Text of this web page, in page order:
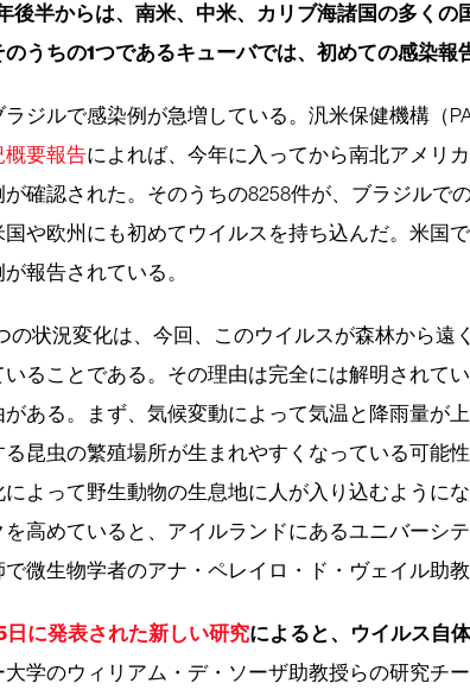
後半からは、南米、中米、カリブ海諸国の多くの
のうちの1つであるキューバでは、初めての感染報
ジルで感染例が急増している。汎米保健機構（
概要報告によれば、今年に入ってから南北アメリ
が確認された。そのうちの8258件が、ブラジルで
国や欧州にも初めてウイルスを持ち込んだ。米国
報告されている。
の状況変化は、今回、このウイルスが森林から遠
いることである。その理由は完全には解明されて
がある。まず、気候変動によって気温と降雨量が
る昆虫の繁殖場所が生まれやすくなっている可能
によって野生動物の生息地に人が入り込むように
を高めていると、アイルランドにあるユニバーシ
で微生物学者のアナ・ペレイロ・ド・ヴェイル助教
日に発表された新しい研究によると、ウイルス自
大学のウィリアム・デ・ソーザ助教授らの研究チ